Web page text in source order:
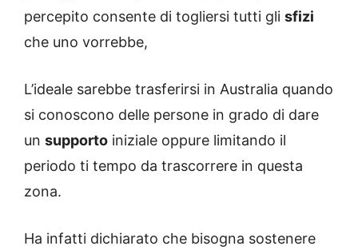
percepito consente di togliersi tutti gli sfizi
che uno vorrebbe,
L’ideale sarebbe trasferirsi in Australia quando
si conoscono delle persone in grado di dare
un supporto iniziale oppure limitando il
periodo ti tempo da trascorrere in questa
zona.
Ha infatti dichiarato che bisogna sostenere